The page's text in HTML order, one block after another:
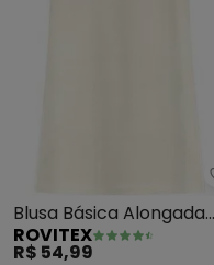
Blusa Básica Alongada
Feminina (Bege)
ROVITEX
R$ 54,99